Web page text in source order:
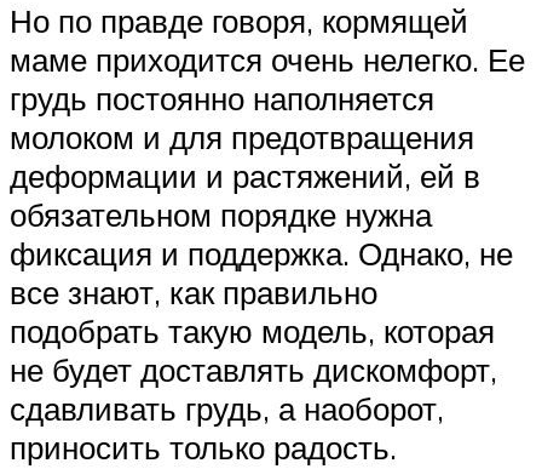
Но по правде говоря, кормящей
маме приходится очень нелегко. Ее
грудь постоянно наполняется
молоком и для предотвращения
деформации и растяжений, ей в
обязательном порядке нужна
фиксация и поддержка. Однако, не
все знают, как правильно
подобрать такую модель, которая
не будет доставлять дискомфорт,
сдавливать грудь, а наоборот,
приносить только радость.